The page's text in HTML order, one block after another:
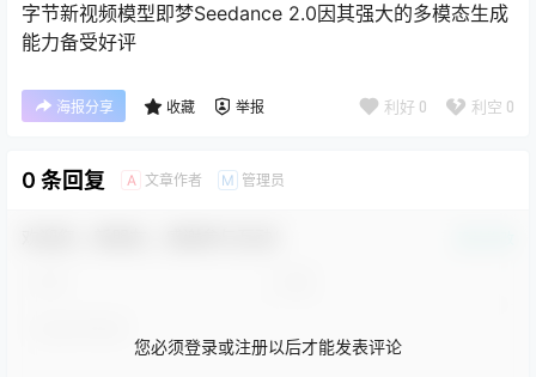
字节新视频模型即梦Seedance 2.0因其强大的多模态生成
能力备受好评
海报分享 收藏 举报 利好 0 利空 0
0 条回复 A 文章作者 M 管理员
您必须登录或注册以后才能发表评论